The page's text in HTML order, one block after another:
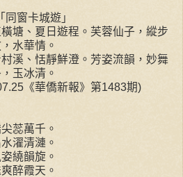
窗卡城遊」
塘、夏日遊程。芙蓉仙子，縱步
水華情。
溪、恬靜鮮澄。芳姿流韻，妙舞
玉冰清。
《華僑新報》第1483期)
蕊萬千。
濯清漣。
繞韻旋。
醉霞天。